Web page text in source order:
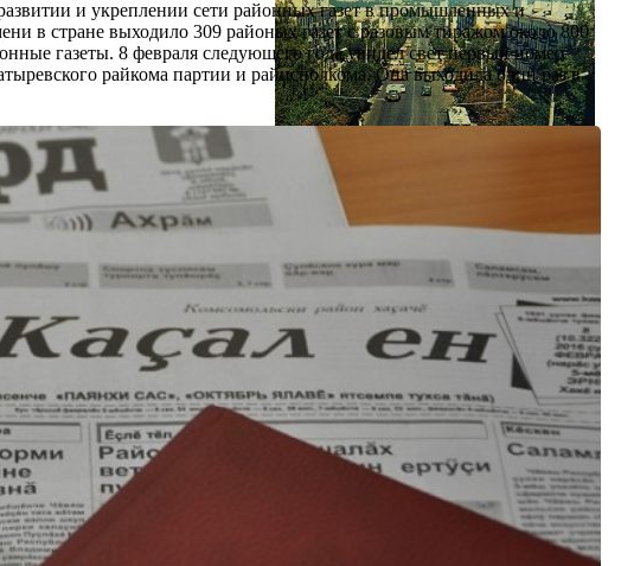
и укреплении сети районных газет в промышленных и
в стране выходило 309 районых газет с разовым тиражом около 800
газеты. 8 февраля следующего года увидел свет первый номер
райкома партии и райисполкома. Она выходила один раз в